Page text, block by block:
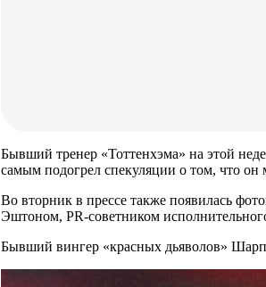
Бывший тренер «Тоттенхэма» на этой
самым подогрел спекуляции о том, что
Во вторник в прессе также появилась
Эштоном, PR-советником
Бывший вингер «красных дьяволов» Шарп